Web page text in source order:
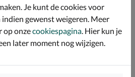
Je kunt de cookies voor
gewenst weigeren. Meer
op onzecookiespagina . Hier kun je
later moment nog wijzigen.